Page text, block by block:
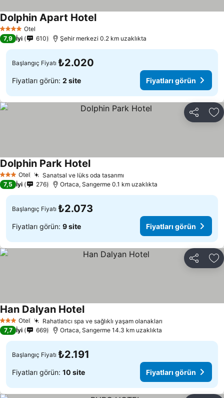
4 Yıldız Otel
Dolphin Apart Hotel
7,9 İyi 610 Şehir merkezi 0.2 km uzaklıkta
Başlangıç Fiyatı ₺2.020
Fiyatları görün: 2 site Fiyatları görün
Paylaş
3 YıldızOtel Sanatsal ve lüks oda tasarımı
Dolphin Park Hotel
7,5 İyi 276 Ortaca, Sarıgerme 0.1 km uzaklıkta
Başlangıç Fiyatı ₺2.073
Fiyatları görün: 9 site Fiyatları görün
Paylaş
3 YıldızOtel Rahatlatıcı spa ve sağlıklı yaşam olanakları
Han Dalyan Hotel
7,7 İyi 669 Ortaca, Sarıgerme 14.3 km uzaklıkta
Başlangıç Fiyatı ₺2.191
Fiyatları görün: 10 site Fiyatları görün